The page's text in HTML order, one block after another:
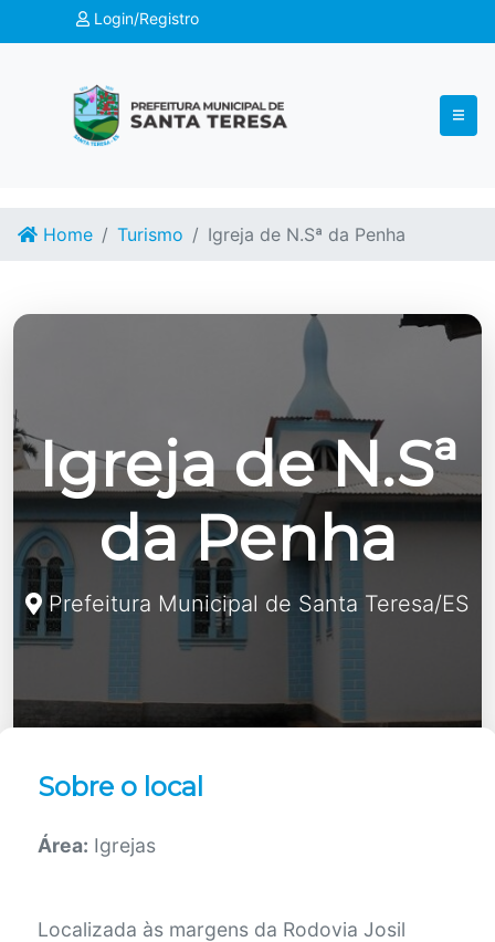
Login/Registro
Home Turismo Igreja de N.Sª da Penha
Igreja de N.Sª
da Penha
Prefeitura Municipal de Santa Teresa/ES
Sobre o local
Área: Igrejas
Localizada às margens da Rodovia Josil